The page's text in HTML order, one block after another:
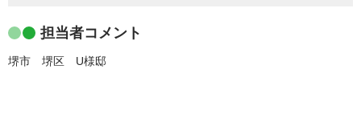
担当者コメント
堺市 堺区 U様邸